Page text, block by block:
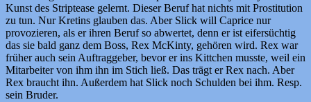
Kunst des Striptease gelernt. Dieser Beruf hat nichts mit Prostitution
zu tun. Nur Kretins glauben das. Aber Slick will Caprice nur
provozieren, als er ihren Beruf so abwertet, denn er ist eifersüchtig
das sie bald ganz dem Boss, Rex McKinty, gehören wird. Rex war
früher auch sein Auftraggeber, bevor er ins Kittchen musste, weil ein
Mitarbeiter von ihm ihn im Stich ließ. Das trägt er Rex nach. Aber
Rex braucht ihn. Außerdem hat Slick noch Schulden bei ihm. Resp.
sein Bruder.